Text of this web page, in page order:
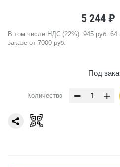
5 244 ₽
В том числе НДС (22%): 945 руб. 64
заказе от 7000 руб.
Под
Количество - +